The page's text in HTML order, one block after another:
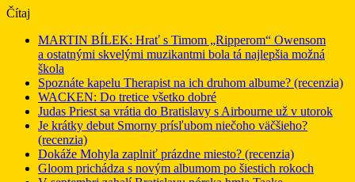
Čítaj
MARTIN BÍLEK: Hrať s Timom „Ripperom“ Owensom
a ostatnými skvelými muzikantmi bola tá najlepšia možná
škola
Spoznáte kapelu Therapist na ich druhom albume? (recenzia)
WACKEN: Do tretice všetko dobré
Judas Priest sa vrátia do Bratislavy s Airbourne už v utorok
Je krátky debut Smorny prísľubom niečoho väčšieho?
(recenzia)
Dokáže Mohyla zaplniť prázdne miesto? (recenzia)
Gloom prichádza s novým albumom po šiestich rokoch